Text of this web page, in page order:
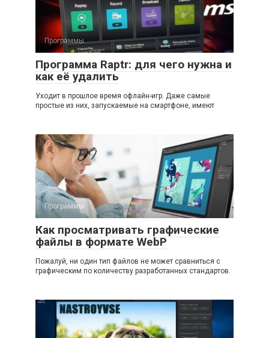
Программы
Программа Raptr: для чего нужна и
как её удалить
Уходит в прошлое время офлайн-игр. Даже самые
простые из них, запускаемые на смартфоне, имеют
Программы
Как просматривать графические
файлы в формате WebP
Пожалуй, ни один тип файлов не может сравниться с
графическим по количеству разработанных стандартов.